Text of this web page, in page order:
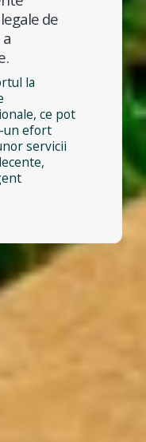
de
la
ce pot
un efort
servicii